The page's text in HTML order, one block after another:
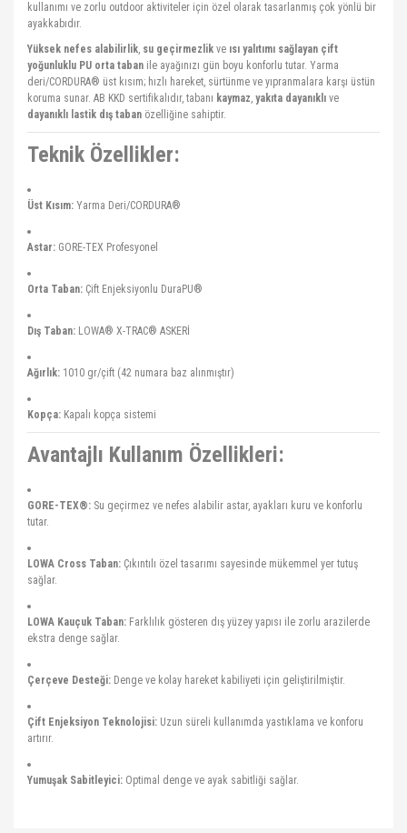
kullanımı ve zorlu outdoor aktiviteler için özel olarak tasarlanmış çok yönlü bir
ayakkabıdır.
Yüksek nefes alabilirlik, su geçirmezlik ve ısı yalıtımı sağlayan çift
yoğunluklu PU orta taban ile ayağınızı gün boyu konforlu tutar. Yarma
deri/CORDURA® üst kısım; hızlı hareket, sürtünme ve yıpranmalara karşı üstün
koruma sunar. AB KKD sertifikalıdır, tabanı kaymaz, yakıta dayanıklı ve
dayanıklı lastik dış taban özelliğine sahiptir.
Teknik Özellikler:
Üst Kısım: Yarma Deri/CORDURA®
Astar: GORE-TEX Profesyonel
Orta Taban: Çift Enjeksiyonlu DuraPU®
Dış Taban: LOWA® X-TRAC® ASKERİ
Ağırlık: 1010 gr/çift (42 numara baz alınmıştır)
Kopça: Kapalı kopça sistemi
Avantajlı Kullanım Özellikleri:
GORE-TEX®: Su geçirmez ve nefes alabilir astar, ayakları kuru ve konforlu
tutar.
LOWA Cross Taban: Çıkıntılı özel tasarımı sayesinde mükemmel yer tutuş
sağlar.
LOWA Kauçuk Taban: Farklılık gösteren dış yüzey yapısı ile zorlu arazilerde
ekstra denge sağlar.
Çerçeve Desteği: Denge ve kolay hareket kabiliyeti için geliştirilmiştir.
Çift Enjeksiyon Teknolojisi: Uzun süreli kullanımda yastıklama ve konforu
artırır.
Yumuşak Sabitleyici: Optimal denge ve ayak sabitliği sağlar.